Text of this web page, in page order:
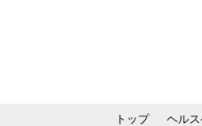
トップ ヘル